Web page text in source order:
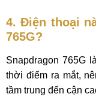
4. Điện thoại
765G?
Snapdragon 765G
thời điểm ra mắt,
tầm trung đến cận